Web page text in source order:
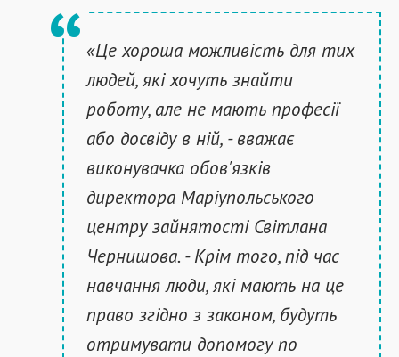
«Це хороша можливість для тих
людей, які хочуть знайти
роботу, але не мають професії
або досвіду в ній, - вважає
виконувачка обов'язків
директора Маріупольського
центру зайнятості Світлана
Чернишова. - Крім того, під час
навчання люди, які мають на це
право згідно з законом, будуть
отримувати допомогу по